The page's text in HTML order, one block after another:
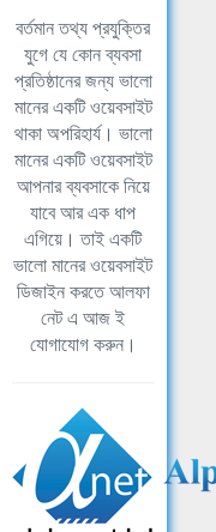
বর্তমান তথ্য প্রযুক্তির
যুগে যে কোন ব্যবসা
প্রতিষ্ঠানের জন্য ভালো
মানের একটি ওয়েবসাইট
থাকা অপরিহার্য। ভালো
মানের একটি ওয়েবসাইট
আপনার ব্যবসাকে নিয়ে
যাবে আর এক ধাপ
এগিয়ে। তাই একটি
ভালো মানের ওয়েবসাইট
ডিজাইন করতে আলফা
নেট এ আজ ই
যোগাযোগ করুন।